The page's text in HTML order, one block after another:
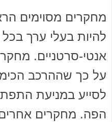
מחקרים מסוימים
להיות בעלי ערך
אנטי-סרטניים.
על כך שההרכב
לסייע במניעת
הפה. מחקרים אחרים